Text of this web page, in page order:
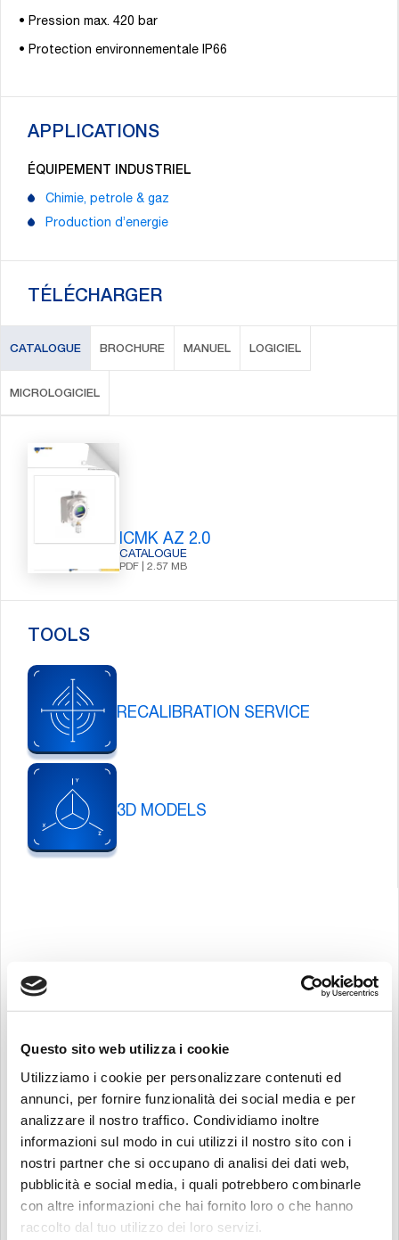
Questo sito web utilizza i cookie
Utilizziamo i cookie per personalizzare contenuti ed
annunci, per fornire funzionalità dei social media e per
analizzare il nostro traffico. Condividiamo inoltre
informazioni sul modo in cui utilizzi il nostro sito con i
nostri partner che si occupano di analisi dei dati web,
pubblicità e social media, i quali potrebbero combinarle
con altre informazioni che hai fornito loro o che hanno
raccolto dal tuo utilizzo dei loro servizi.
Recherche:
• Pression max. 420 bar
• Protection environnementale IP66
APPLICATIONS
ÉQUIPEMENT INDUSTRIEL
Chimie, petrole & gaz
Production d’energie
TÉLÉCHARGER
CATALOGUE BROCHURE MANUEL LOGICIEL
MICROLOGICIEL
ICMK AZ 2.0
CATALOGUE
PDF | 2.57 MB
TOOLS
RECALIBRATION SERVICE
3D MODELS